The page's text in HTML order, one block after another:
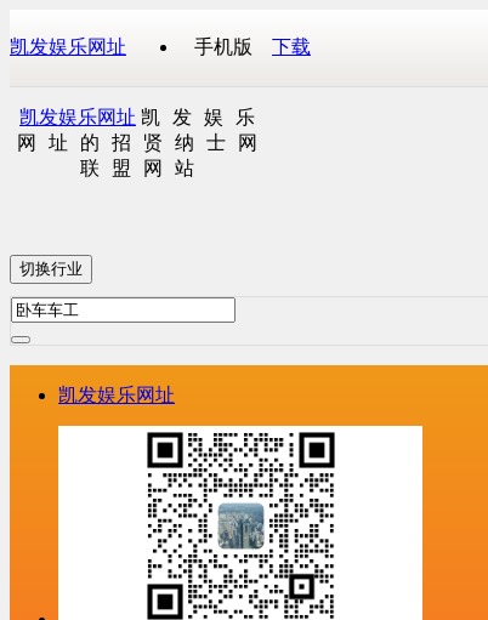
凯发娱乐网址 手机版 下载
凯发娱乐网址 凯发娱乐
网址的招贤纳士网
联盟网站
切换行业
凯发娱乐网址